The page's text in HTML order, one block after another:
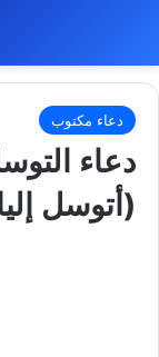
دعاء مكتوب
دعاء
(أتوسل